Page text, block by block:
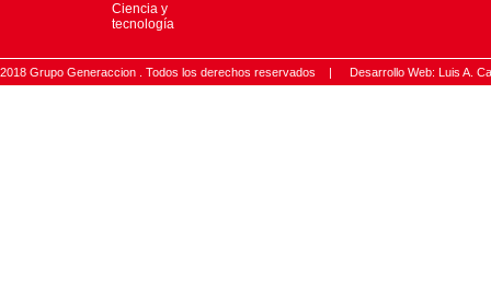
Ciencia y
tecnología
2018 Grupo Generaccion . Todos los derechos reservados | Desarrollo Web: Luis